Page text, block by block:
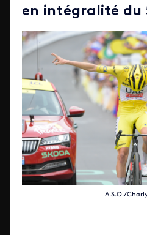
en intégralité du
A.S.O./